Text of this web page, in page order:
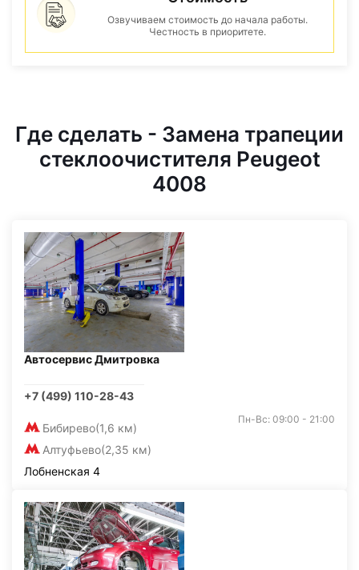
Озвучиваем стоимость до начала работы.
Честность в приоритете.
Где сделать - Замена трапеции
стеклоочистителя Peugeot
4008
Автосервис Дмитровка
+7 (499) 110-28-43
Бибирево(1,6 км)
Алтуфьево(2,35 км)
Пн-Вс: 09:00 - 21:00
Лобненская 4